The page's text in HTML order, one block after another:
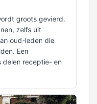
groots gevierd.
zelfs uit
oud-leden die
Een
delen receptie- en